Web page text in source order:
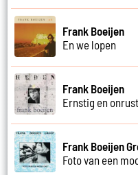
Frank Boeijen
En we lopen
Frank Boeijen
Ernstig en onrust
Frank Boeijen
Foto van een